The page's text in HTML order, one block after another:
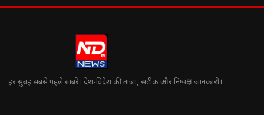
हर सुबह सबसे पहले खबरें। देश-विदेश की ताज़ा, सटीक और निष्पक्ष जानकारी।